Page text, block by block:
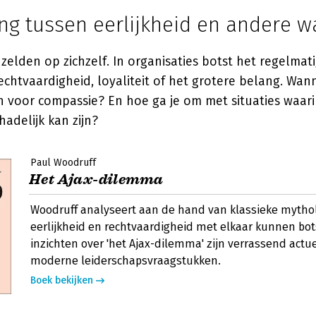
tussen eerlijkheid en andere
op zichzelf. In organisaties botst het
loyaliteit of het grotere belang.
voor compassie? En hoe ga je om met situaties
kan zijn?
Paul Woodruff
Het Ajax-dilemma
Woodruff analyseert aan de hand van klassieke
eerlijkheid en rechtvaardigheid met elkaar kunnen
inzichten over 'het Ajax-dilemma' zijn verrassend
moderne leiderschapsvraagstukken.
Boek bekijken